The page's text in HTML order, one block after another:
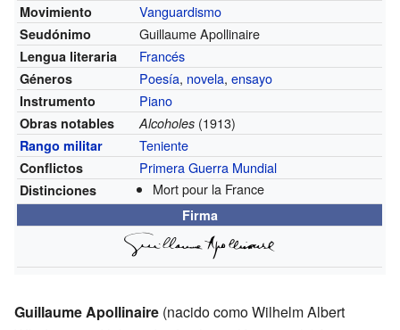
Movimiento Vanguardismo
Seudónimo Guillaume Apollinaire
Lengua literaria Francés
Géneros Poesía, novela,ensayo
Instrumento Piano
Obras notables Alcoholes (1913)
Rango militar Teniente
Conflictos Primera Guerra Mundial
Distinciones Mort pour la France
Firma
Guillaume Apollinaire (nacido como Wilhelm Albert